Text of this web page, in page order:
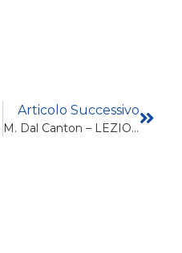
Articolo Successivo
M. Dal Canton – LEZIONI Del MASTER Dell’Università Di Siena: FISICA DEI LASER E FOTORINGIOVANIMENTO Con TECNOLOGIE LASER E SORGENTI LUMINOSE INTENSE